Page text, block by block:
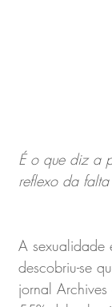
É o que diz a
reflexo da
A sexualidade
descobriu-se
jornal